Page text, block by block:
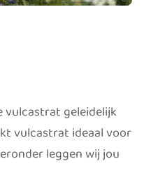
geleidelijk
vulcastrat ideaal voor
leggen wij jou